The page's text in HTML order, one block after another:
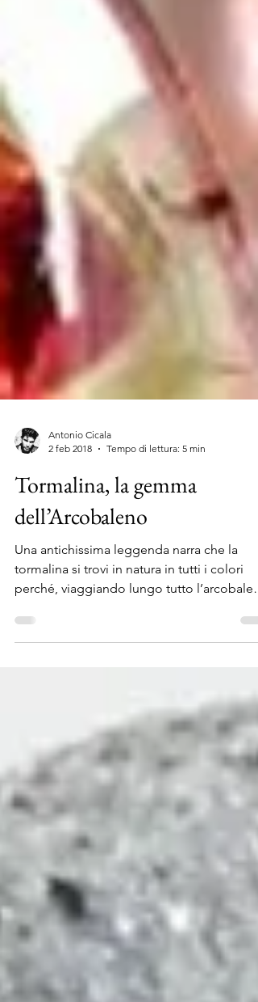
Antonio Cicala
2 feb 2018
Tempo di lettura: 5 min
Tormalina, la gemma
dell’Arcobaleno
Una antichissima leggenda narra che la
tormalina si trovi in natura in tutti i colori